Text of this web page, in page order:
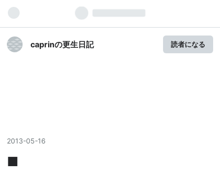
caprinの更生日記 読者になる
2013-05-16
■